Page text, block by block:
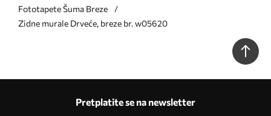
Fototapete Šuma Breze
Zidne murale Drveće, breze br. w05620
Pretplatite se na newsletter